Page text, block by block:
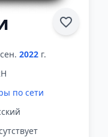
2022 г.
по сети